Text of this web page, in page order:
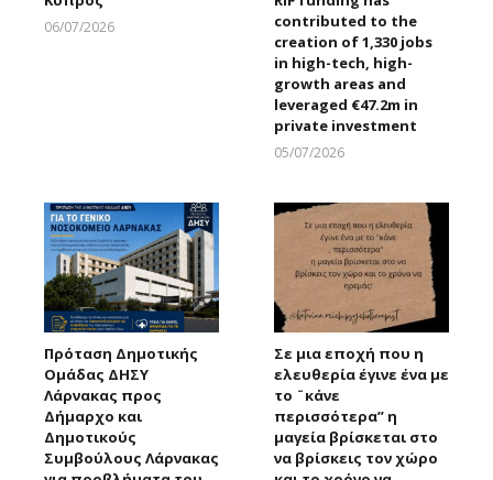
06/07/2026
contributed to the
creation of 1,330 jobs
in high-tech, high-
growth areas and
leveraged €47.2m in
private investment
05/07/2026
Πρόταση Δημοτικής
Ομάδας ΔΗΣΥ
Λάρνακας προς
Δήμαρχο και
Δημοτικούς
Συμβούλους Λάρνακας
Σε μια εποχή που η
ελευθερία έγινε ένα με
το ¨κάνε
περισσότερα” η
μαγεία βρίσκεται στο
να βρίσκεις τον χώρο